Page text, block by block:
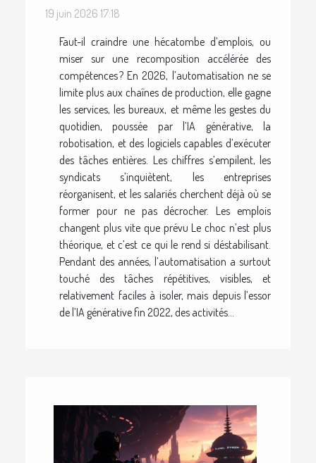
19 juin 2026 17:18
Faut-il craindre une hécatombe d’emplois, ou
miser sur une recomposition accélérée des
compétences ? En 2026, l’automatisation ne se
limite plus aux chaînes de production, elle gagne
les services, les bureaux, et même les gestes du
quotidien, poussée par l’IA générative, la
robotisation, et des logiciels capables d’exécuter
des tâches entières. Les chiffres s’empilent, les
syndicats s’inquiètent, les entreprises
réorganisent, et les salariés cherchent déjà où se
former pour ne pas décrocher. Les emplois
changent plus vite que prévu Le choc n’est plus
théorique, et c’est ce qui le rend si déstabilisant.
Pendant des années, l’automatisation a surtout
touché des tâches répétitives, visibles, et
relativement faciles à isoler, mais depuis l’essor
de l’IA générative fin 2022, des activités...